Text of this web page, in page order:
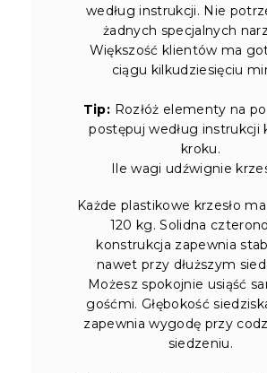
według instrukcji. Nie
żadnych specjalnych
Większość klientów ma
ciągu kilkudziesięciu
Tip: Rozłóż elementy na
postępuj według instrukcji
kroku.
Ile wagi udźwignie
Każde plastikowe krzesło
120 kg. Solidna
konstrukcja zapewnia
nawet przy dłuższym
Możesz spokojnie usiąść
gośćmi. Głębokość
zapewnia wygodę przy
siedzeniu.